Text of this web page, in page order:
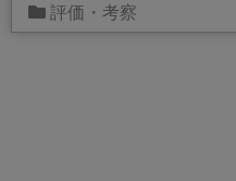
評価・考察